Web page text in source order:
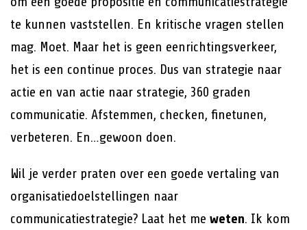
te kunnen vaststellen. En kritische vragen stellen
mag. Moet. Maar het is geen eenrichtingsverkeer,
het is een continue proces. Dus van strategie naar
actie en van actie naar strategie, 360 graden
communicatie. Afstemmen, checken, finetunen,
verbeteren. En…gewoon doen.
Wil je verder praten over een goede vertaling van
organisatiedoelstellingen naar
communicatiestrategie? Laat het me weten. Ik kom